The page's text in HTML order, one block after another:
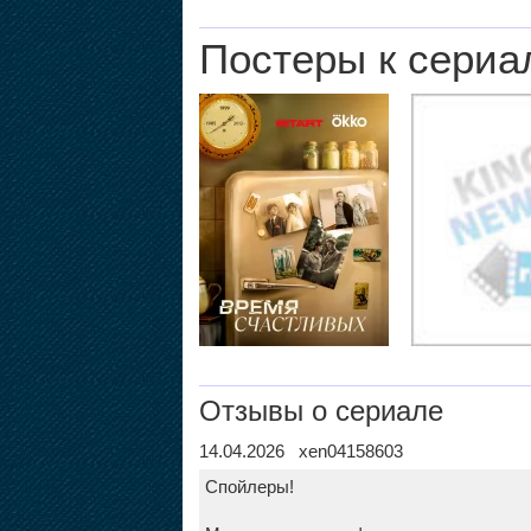
Постеры к
Отзывы о сериале
14.04.2026 xen04158603
Спойлеры!